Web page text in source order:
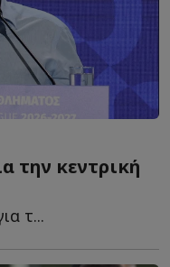
την κεντρική
τ...